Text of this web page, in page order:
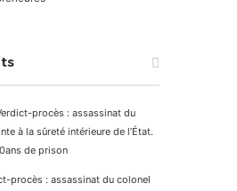
procès : assassinat du
à la sûreté intérieure de l’État.
de prison
procès : assassinat du colonel